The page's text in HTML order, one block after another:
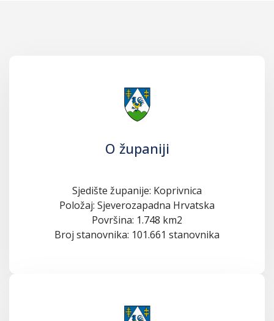
O županiji
Sjedište županije: Koprivnica
Položaj: Sjeverozapadna Hrvatska
Površina: 1.748 km2
Broj stanovnika: 101.661 stanovnika